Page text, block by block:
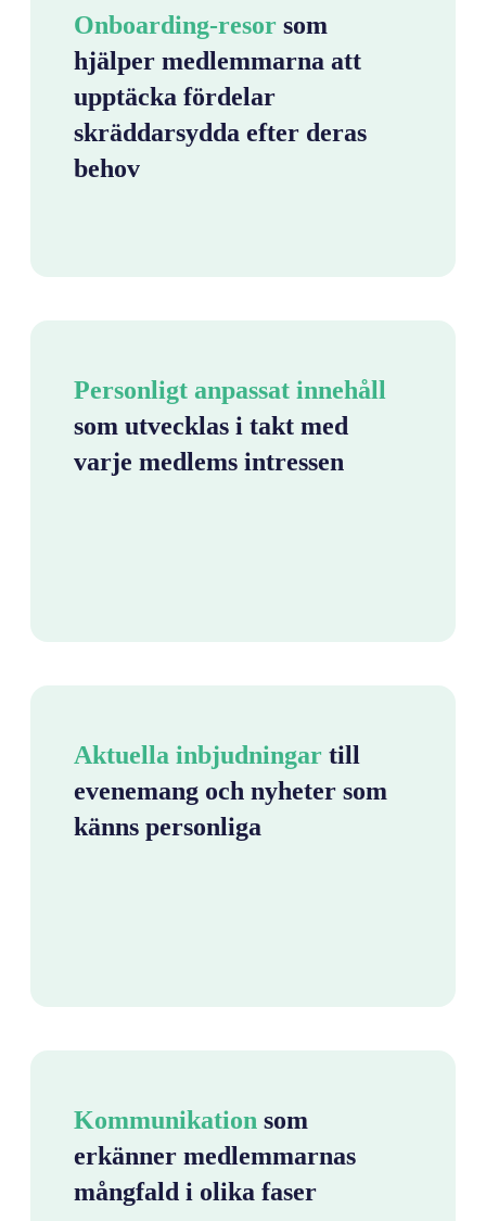
Onboarding-resor som
hjälper medlemmarna att
upptäcka fördelar
skräddarsydda efter deras
behov
Personligt anpassat innehåll
som utvecklas i takt med
varje medlems intressen
Aktuella inbjudningar till
evenemang och nyheter som
känns personliga
Kommunikation som
erkänner medlemmarnas
mångfald i olika faser